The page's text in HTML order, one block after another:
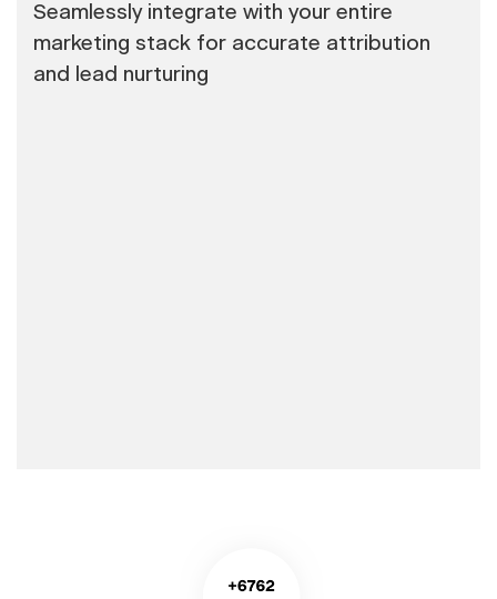
Seamlessly integrate with your entire
marketing stack for accurate attribution
and lead nurturing